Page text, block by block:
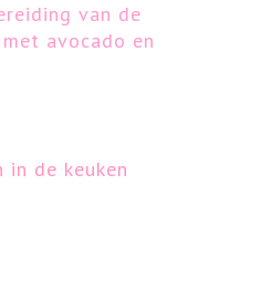
van de
avocado en
in de keuken